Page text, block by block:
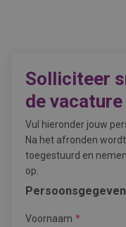
Solliciteer
de vacature
Vul hieronder jouw
Na het afronden
toegestuurd en
op.
Voornaam